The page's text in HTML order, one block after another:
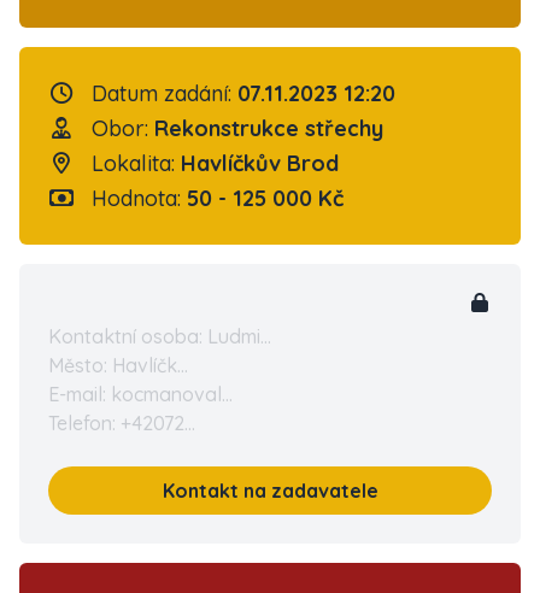
Datum zadání: 07.11.2023 12:20
Obor: Rekonstrukce střechy
Lokalita: Havlíčkův Brod
Hodnota: 50 - 125 000 Kč
Kontaktní osoba: Ludmi...
Město: Havlíčk...
E-mail: kocmanoval...
Telefon: +42072...
Kontakt na zadavatele